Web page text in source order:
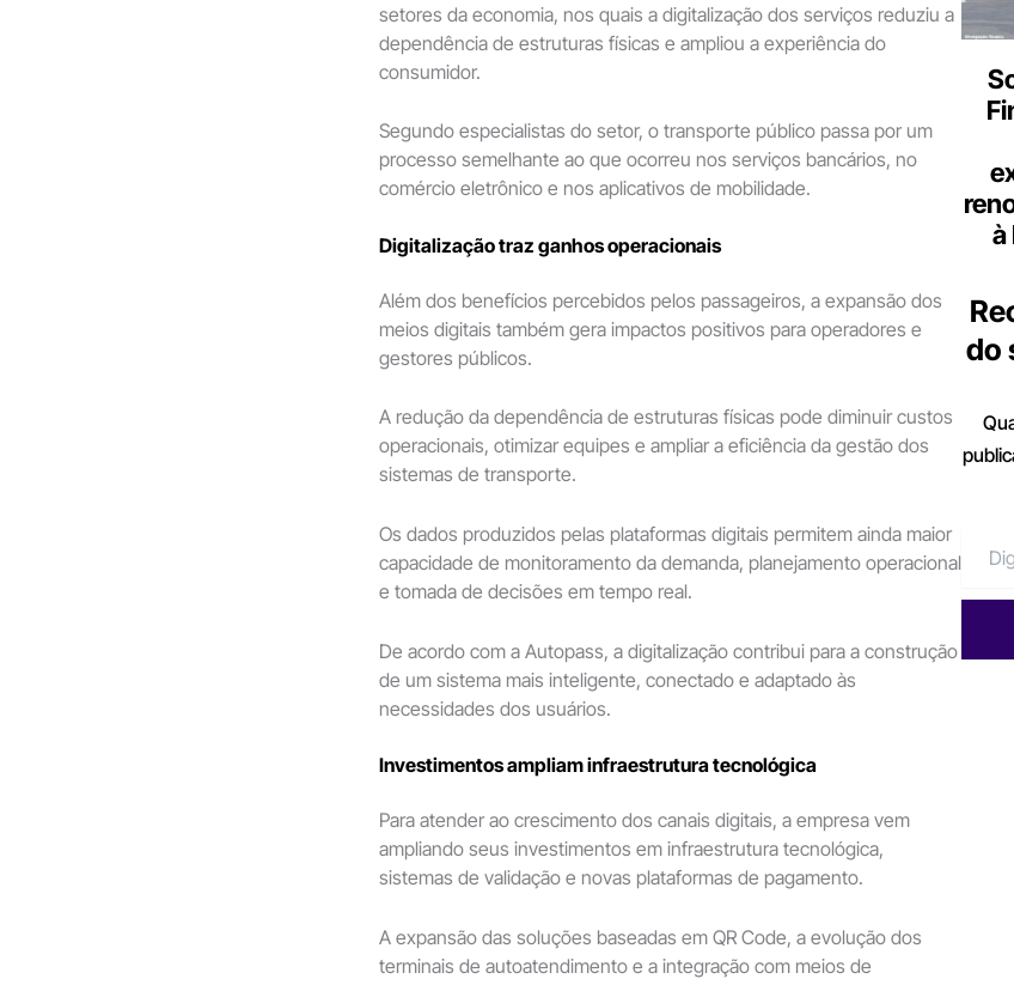
setores da economia, nos quais a digitalização dos serviços reduziu a
dependência de estruturas físicas e ampliou a experiência do
consumidor.
Segundo especialistas do setor, o transporte público passa por um
processo semelhante ao que ocorreu nos serviços bancários, no
comércio eletrônico e nos aplicativos de mobilidade.
Digitalização traz ganhos operacionais
Além dos benefícios percebidos pelos passageiros, a expansão dos
meios digitais também gera impactos positivos para operadores e
gestores públicos.
A redução da dependência de estruturas físicas pode diminuir custos
operacionais, otimizar equipes e ampliar a eficiência da gestão dos
sistemas de transporte.
Os dados produzidos pelas plataformas digitais permitem ainda maior
capacidade de monitoramento da demanda, planejamento operacional
e tomada de decisões em tempo real.
De acordo com a Autopass, a digitalização contribui para a construção
de um sistema mais inteligente, conectado e adaptado às
necessidades dos usuários.
Investimentos ampliam infraestrutura tecnológica
Para atender ao crescimento dos canais digitais, a empresa vem
ampliando seus investimentos em infraestrutura tecnológica,
sistemas de validação e novas plataformas de pagamento.
A expansão das soluções baseadas em QR Code, a evolução dos
terminais de autoatendimento e a integração com meios de
à
do